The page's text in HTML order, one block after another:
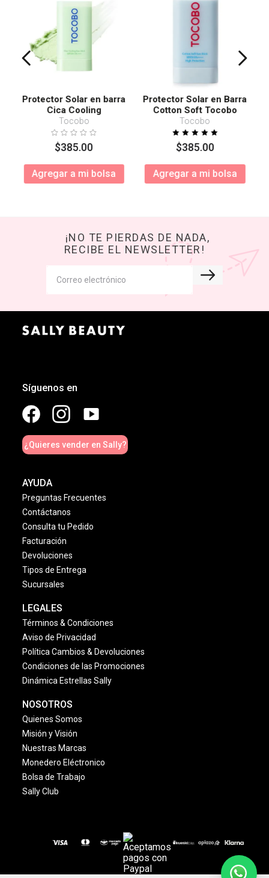
Protector Solar en barra
Cica Cooling
Tocobo
$385.00
Agregar a mi bolsa
Protector Solar en Barra
Cotton Soft Tocobo
SPF50+ PA++++
Tocobo
$385.00
Agregar a mi bolsa
¡NO TE PIERDAS DE NADA,
RECIBE EL NEWSLETTER!
Síguenos en
¿Quieres vender en Sally?
AYUDA
Preguntas Frecuentes
Contáctanos
Consulta tu Pedido
Facturación
Devoluciones
Tipos de Entrega
Sucursales
LEGALES
Términos & Condiciones
Aviso de Privacidad
Política Cambios & Devoluciones
Condiciones de las Promociones
Dinámica Estrellas Sally
NOSOTROS
Quienes Somos
Misión y Visión
Nuestras Marcas
Monedero Eléctronico
Bolsa de Trabajo
Sally Club